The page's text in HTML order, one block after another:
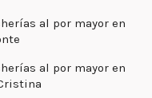
al por mayor en
al por mayor en